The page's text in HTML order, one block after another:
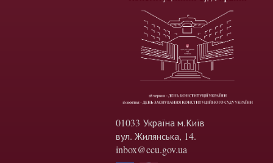
01033 Україна м.Київ
вул. Жилянська, 14.
inbox@ccu.gov.ua